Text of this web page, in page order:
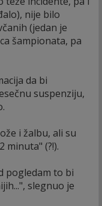
nije bilo
(jedan je
šampionata, pa
da bi
suspenziju,
i žalbu, ali su
minuta" (?!).
pogledam to bi
slegnuo je